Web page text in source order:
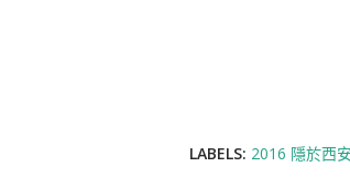
LABELS: 2016 隱於西安